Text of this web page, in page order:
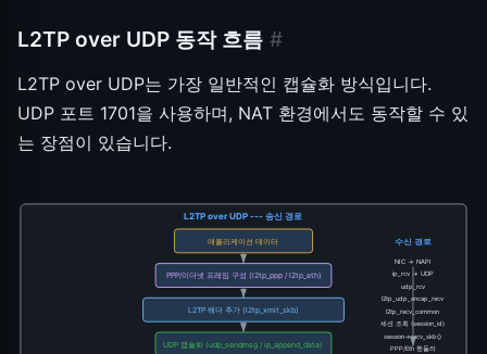
L2TP over UDP 동작 흐름 #
L2TP over UDP는 가장 일반적인 캡슐화 방식입니다.
UDP 포트 1701을 사용하며, NAT 환경에서도 동작할 수 있
는 장점이 있습니다.
L2TP over UDP --- 송신 경로
애플리케이션 데이터
PPP/이더넷 프레임 구성 (l2tp_ppp / l2tp_eth)
L2TP 헤더 추가 (l2tp_xmit_skb)
UDP 캡슐화 (udp_sendmsg / ip_append_data)
수신 경로
NIC -> NAPI
ip_rcv -> UDP
udp_rcv
l2tp_udp_encap_recv
l2tp_recv_common
세션 조회 (session_id)
session->recv_skb()
PPP/Eth 핸들러